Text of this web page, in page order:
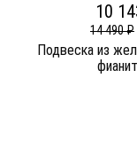
10
14 490 ₽
Подвеска из